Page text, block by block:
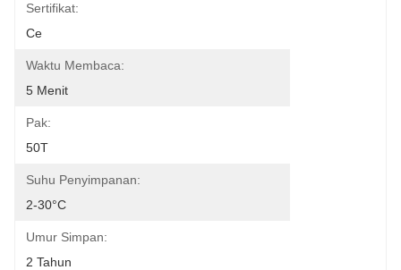
Sertifikat:
Ce
Waktu Membaca:
5 Menit
Pak:
50T
Suhu Penyimpanan:
2-30°C
Umur Simpan:
2 Tahun